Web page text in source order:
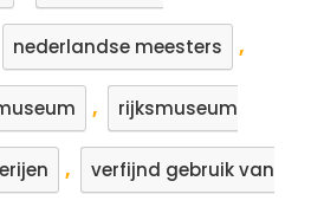
nederlandse meesters ,
, rijksmuseum
, verfijnd gebruik van